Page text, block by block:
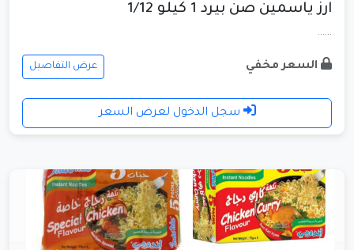
ارز ياسمين صن بيرد 1 كيلو 1/12
......
السعر مخفي عرض التفاصيل
سجل الدخول لعرض السعر